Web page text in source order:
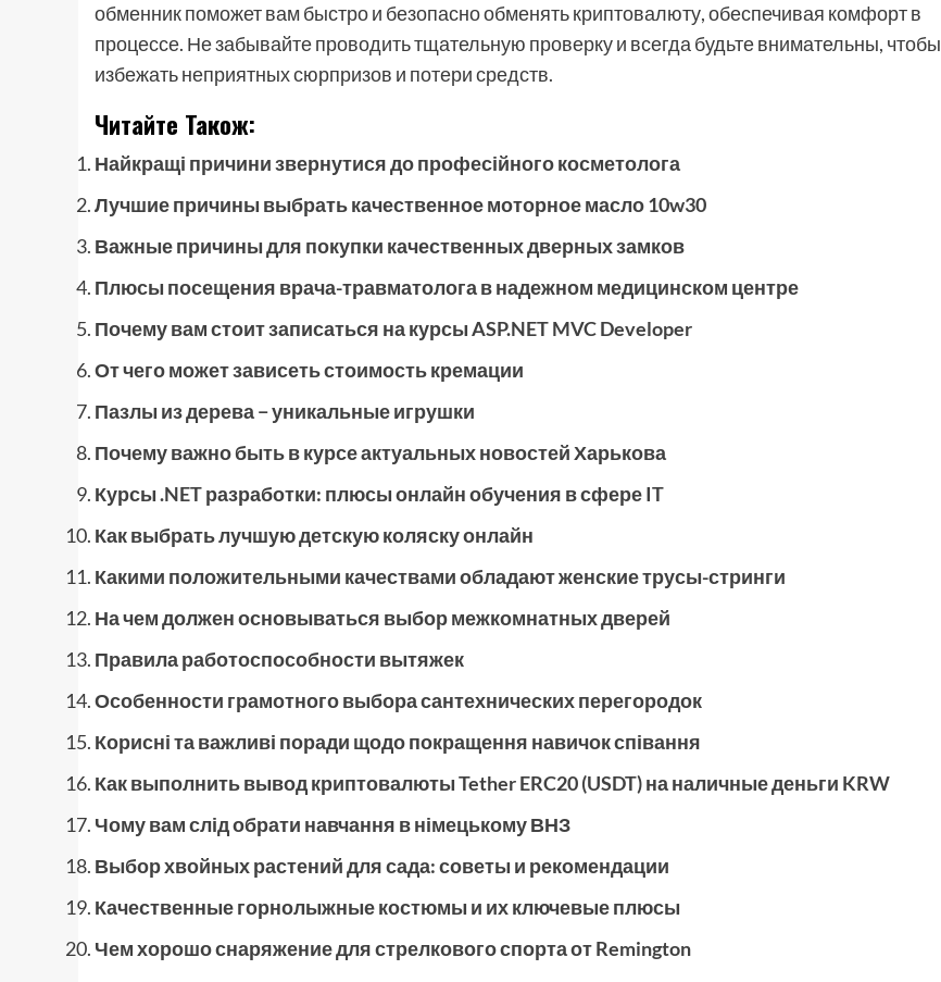
обменник поможет вам быстро и безопасно обменять криптовалюту, обеспечивая комфорт в
процессе. Не забывайте проводить тщательную проверку и всегда будьте внимательны, чтобы
избежать неприятных сюрпризов и потери средств.
Читайте Також:
Найкращі причини звернутися до професійного косметолога
Лучшие причины выбрать качественное моторное масло 10w30
Важные причины для покупки качественных дверных замков
Плюсы посещения врача-травматолога в надежном медицинском центре
Почему вам стоит записаться на курсы ASP.NET MVC Developer
От чего может зависеть стоимость кремации
Пазлы из дерева − уникальные игрушки
Почему важно быть в курсе актуальных новостей Харькова
Курсы .NET разработки: плюсы онлайн обучения в сфере IT
Как выбрать лучшую детскую коляску онлайн
Какими положительными качествами обладают женские трусы-стринги
На чем должен основываться выбор межкомнатных дверей
Правила работоспособности вытяжек
Особенности грамотного выбора сантехнических перегородок
Корисні та важливі поради щодо покращення навичок співання
Как выполнить вывод криптовалюты Tether ERC20 (USDT) на наличные деньги KRW
Чому вам слід обрати навчання в німецькому ВНЗ
Выбор хвойных растений для сада: советы и рекомендации
Качественные горнолыжные костюмы и их ключевые плюсы
Чем хорошо снаряжение для стрелкового спорта от Remington